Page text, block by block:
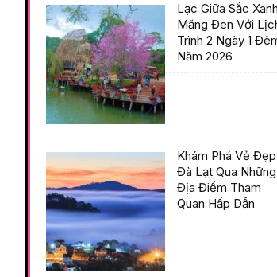
Lạc Giữa Sắc Xanh
Măng Đen Với
Trình 2 Ngày 1
Năm 2026
Khám Phá Vẻ Đẹp
Đà Lạt Qua Những
Địa Điểm Tham
Quan Hấp Dẫn